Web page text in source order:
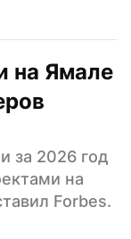
на Ямале
за 2026 год
на
Forbes.